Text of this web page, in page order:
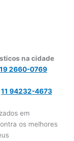
na cidade
19 2660-0769
11 94232-4673
em
os melhores